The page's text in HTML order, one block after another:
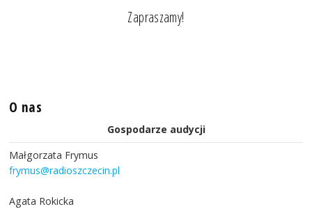
Zapraszamy!
O nas
Gospodarze audycji
Małgorzata Frymus
frymus@radioszczecin.pl
Agata Rokicka